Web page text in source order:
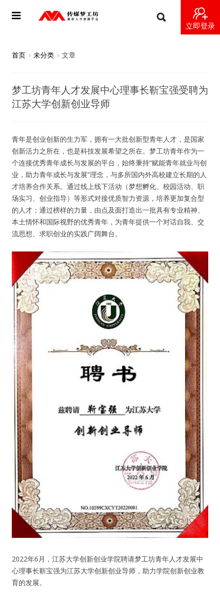
立即登录
导师
视频
梦工坊视频
纪录片1 梦想开始的地方
纪录片2 青年人不同活法
活动
往届
出彩2016
变革2015
逐梦2014
辉煌2013
精彩2012
梦工坊圈
人脉圈
信息圈
品牌的力量
首页 › 未分类 › 文章
梦工坊青年人才发展中心理事长靳宝强受聘为
江苏大学创新创业导师
青年是创业创新的生力军，拥有一大批创新型青年人才，是国家
创新活力之所在，也是科技发展希望之所在。梦工坊青年作为一
个连接优秀青年成长与发展的平台，始终秉持“赋能青年就业与创
业，助力青年成长与发展”理念，与多所国内外高校建立长期的人
才培养合作关系。通过线上线下活动（梦想孵化、校园活动、职
场实习、创业指导）等形式对接优质智力资源，培养更加复合型
的人才；通过榜样的力量，由点及面打造出一批具有专业精神、
本土情怀和国际视野的优秀青年，为青年提供一个对话自我、交
流思想、求职创业的实践广阔舞台。
2022年6月，江苏大学创新创业学院聘请梦工坊青年人才发展中
心理事长靳宝强为江苏大学创新创业导师，助力学院创新创业教
育的发展。